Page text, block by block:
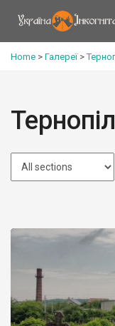
Home > Галереї>